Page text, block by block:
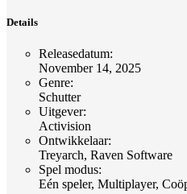
Details
Releasedatum:
November 14, 2025
Genre:
Schutter
Uitgever:
Activision
Ontwikkelaar:
Treyarch, Raven Software
Spel modus:
Eén speler, Multiplayer,